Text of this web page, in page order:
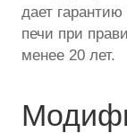
дает
печи при
менее 20 лет.